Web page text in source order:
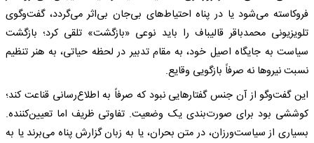
فروکاسته می‌شود یا در پناه احتیاط‌های بی‌جان بی‌اثر می‌گردد، گفت‌وگوی
تلویزیونی محمدباقر قالیباف را باید نوعی «بازگشت» تلقی کرد؛ بازگشت
سیاست به جایگاه اصیل خود، به مقام تدبیر در لحظه حیاتی، به هنر تنظیم
نسبت نیروها نه صرفاً بازگویی وقایع.
این گفت‌وگو از آن جنس گفتارهایی نبود که صرفاً به اطلاع‌رسانی قناعت کند؛
کوششی بود برای صورت‌بندی یک وضعیت. تفاوتی ظریف اما تعیین‌کننده.
بسیاری از سیاست‌ورزان، در متن بحران، یا به زبان گزارش پناه می‌برند یا به